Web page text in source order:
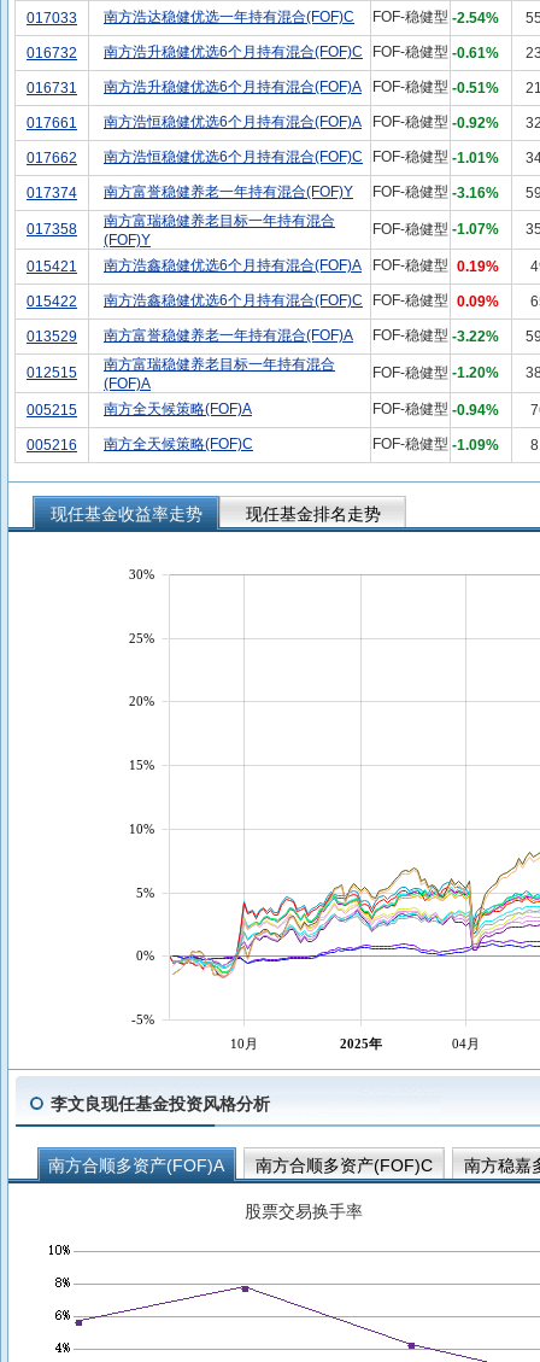
017033 南方浩达稳健优选一年持有混合(FOF)C FOF-稳健型 -2.54%
016732 南方浩升稳健优选6个月持有混合(FOF)C FOF-稳健型 -0.61%
016731 南方浩升稳健优选6个月持有混合(FOF)A FOF-稳健型 -0.51%
017661 南方浩恒稳健优选6个月持有混合(FOF)A FOF-稳健型 -0.92%
017662 南方浩恒稳健优选6个月持有混合(FOF)C FOF-稳健型 -1.01%
017374 南方富誉稳健养老一年持有混合(FOF)Y FOF-稳健型 -3.16%
017358
南方富瑞稳健养老目标一年持有混合
(FOF)Y
FOF-稳健型 -1.07%
015421 南方浩鑫稳健优选6个月持有混合(FOF)A FOF-稳健型 0.19%
015422 南方浩鑫稳健优选6个月持有混合(FOF)C FOF-稳健型 0.09%
013529 南方富誉稳健养老一年持有混合(FOF)A FOF-稳健型 -3.22%
012515
南方富瑞稳健养老目标一年持有混合
(FOF)A
FOF-稳健型 -1.20%
005215 南方全天候策略(FOF)A FOF-稳健型 -0.94%
005216 南方全天候策略(FOF)C FOF-稳健型 -1.09%
现任基金收益率走势 现任基金排名走势
10月 2025年 04月
-5%
0%
5%
10%
15%
20%
25%
30%
李文良现任基金投资风格分析
南方合顺多资产(FOF)A 南方合顺多资产(FOF)C
南方稳嘉
南方浩达稳健优选一年持有混合(FOF)A
南方富誉稳健养老一年持有混合(FOF)Y
南方浩鑫稳健优选6个月持有混合(FOF)C
南方全天候策略(FOF)A
南方全天候策略(FOF)C
股票交易换手率